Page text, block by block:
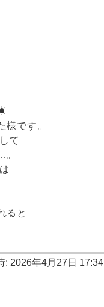
です。
て
。
ると
: 2026年4月27日 17:34